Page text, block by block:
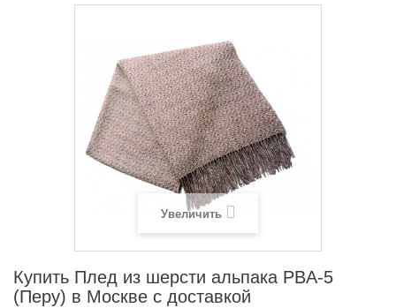
Увеличить
Купить Плед из шерсти альпака PBA-5
(Перу) в Москве с доставкой